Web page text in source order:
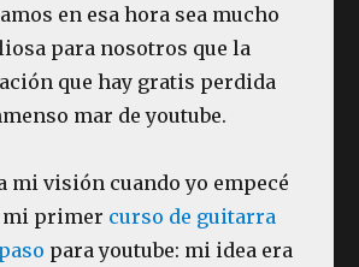
en esa hora sea mucho
para nosotros que la
que hay gratis perdida
mar de youtube.
mi visión cuando yo empecé
mi primer curso de guitarra
para youtube: mi idea era